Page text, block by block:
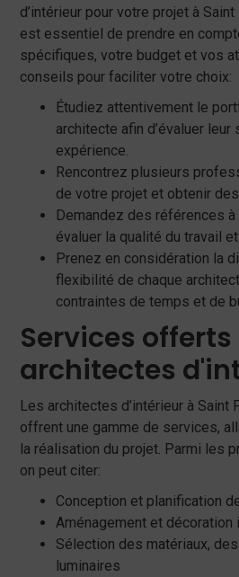
d’intérieur pour votre projet à
est essentiel de prendre en
spécifiques, votre budget et vos
conseils pour faciliter votre choix:
Étudiez attentivement le
architecte afin d’évaluer leur
expérience.
Rencontrez plusieurs
de votre projet et obtenir
Demandez des références à
évaluer la qualité du travail
Prenez en considération la
flexibilité de chaque
contraintes de temps et de
Services offerts
architectes
Les architectes d’intérieur à Saint
offrent une gamme de services,
la réalisation du projet. Parmi les
on peut citer:
Conception et planification
Aménagement et décoration
Sélection des matériaux,
luminaires